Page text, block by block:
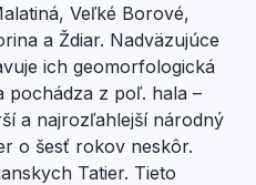
Veľké Borové,
a Ždiar. Nadväzujúce
ich geomorfologická
pochádza z poľ. hala –
a najrozľahlejší národný
o šesť rokov neskôr.
Tatier. Tieto